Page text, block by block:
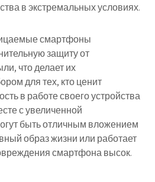
в экстремальных условиях.
смартфоны
защиту от
что делает их
для тех, кто ценит
в работе своего устройства
с увеличенной
быть отличным вложением
образ жизни или работает
смартфона высок.